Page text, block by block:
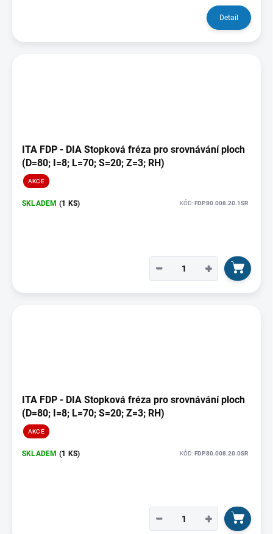
Detail
ITA FDP - DIA Stopková fréza pro srovnávání ploch
(D=80; I=8; L=70; S=20; Z=3; RH)
AKCE
SKLADEM (1 KS) KÓD:FDP.80.008.20.1SR
+
−
ITA FDP - DIA Stopková fréza pro srovnávání ploch
(D=80; I=8; L=70; S=20; Z=3; RH)
AKCE
SKLADEM (1 KS) KÓD:FDP.80.008.20.0SR
+
−